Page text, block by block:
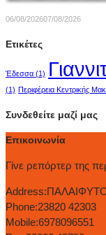
06/08/202607/08/2026
Ετικέτες
Έδεσσα (1)
(1) Περιφέρεια Κεντρικής
Συνδεθείτε μαζί μας
Επικοινωνία
Γίνε ρεπόρτερ της
Address:
Phone:23820 42303
Mobile:6978096551